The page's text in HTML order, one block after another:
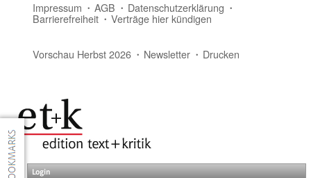
Impressum AGB Datenschutzerklärung
Barrierefreiheit Verträge hier kündigen
Vorschau Herbst 2026 Newsletter Drucken
Login